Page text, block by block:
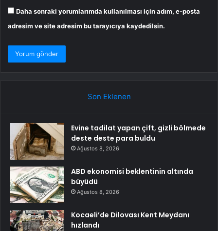
Daha sonraki yorumlarımda kullanılması için adım, e-posta
adresim ve site adresim bu tarayıcıya kaydedilsin.
Son Eklenen
Evine tadilat yapan çift, gizli bölmede
deste deste para buldu
Ağustos 8, 2026
ABD ekonomisi beklentinin altında
büyüdü
Ağustos 8, 2026
Kocaeli’de Dilovası Kent Meydanı
hızlandı